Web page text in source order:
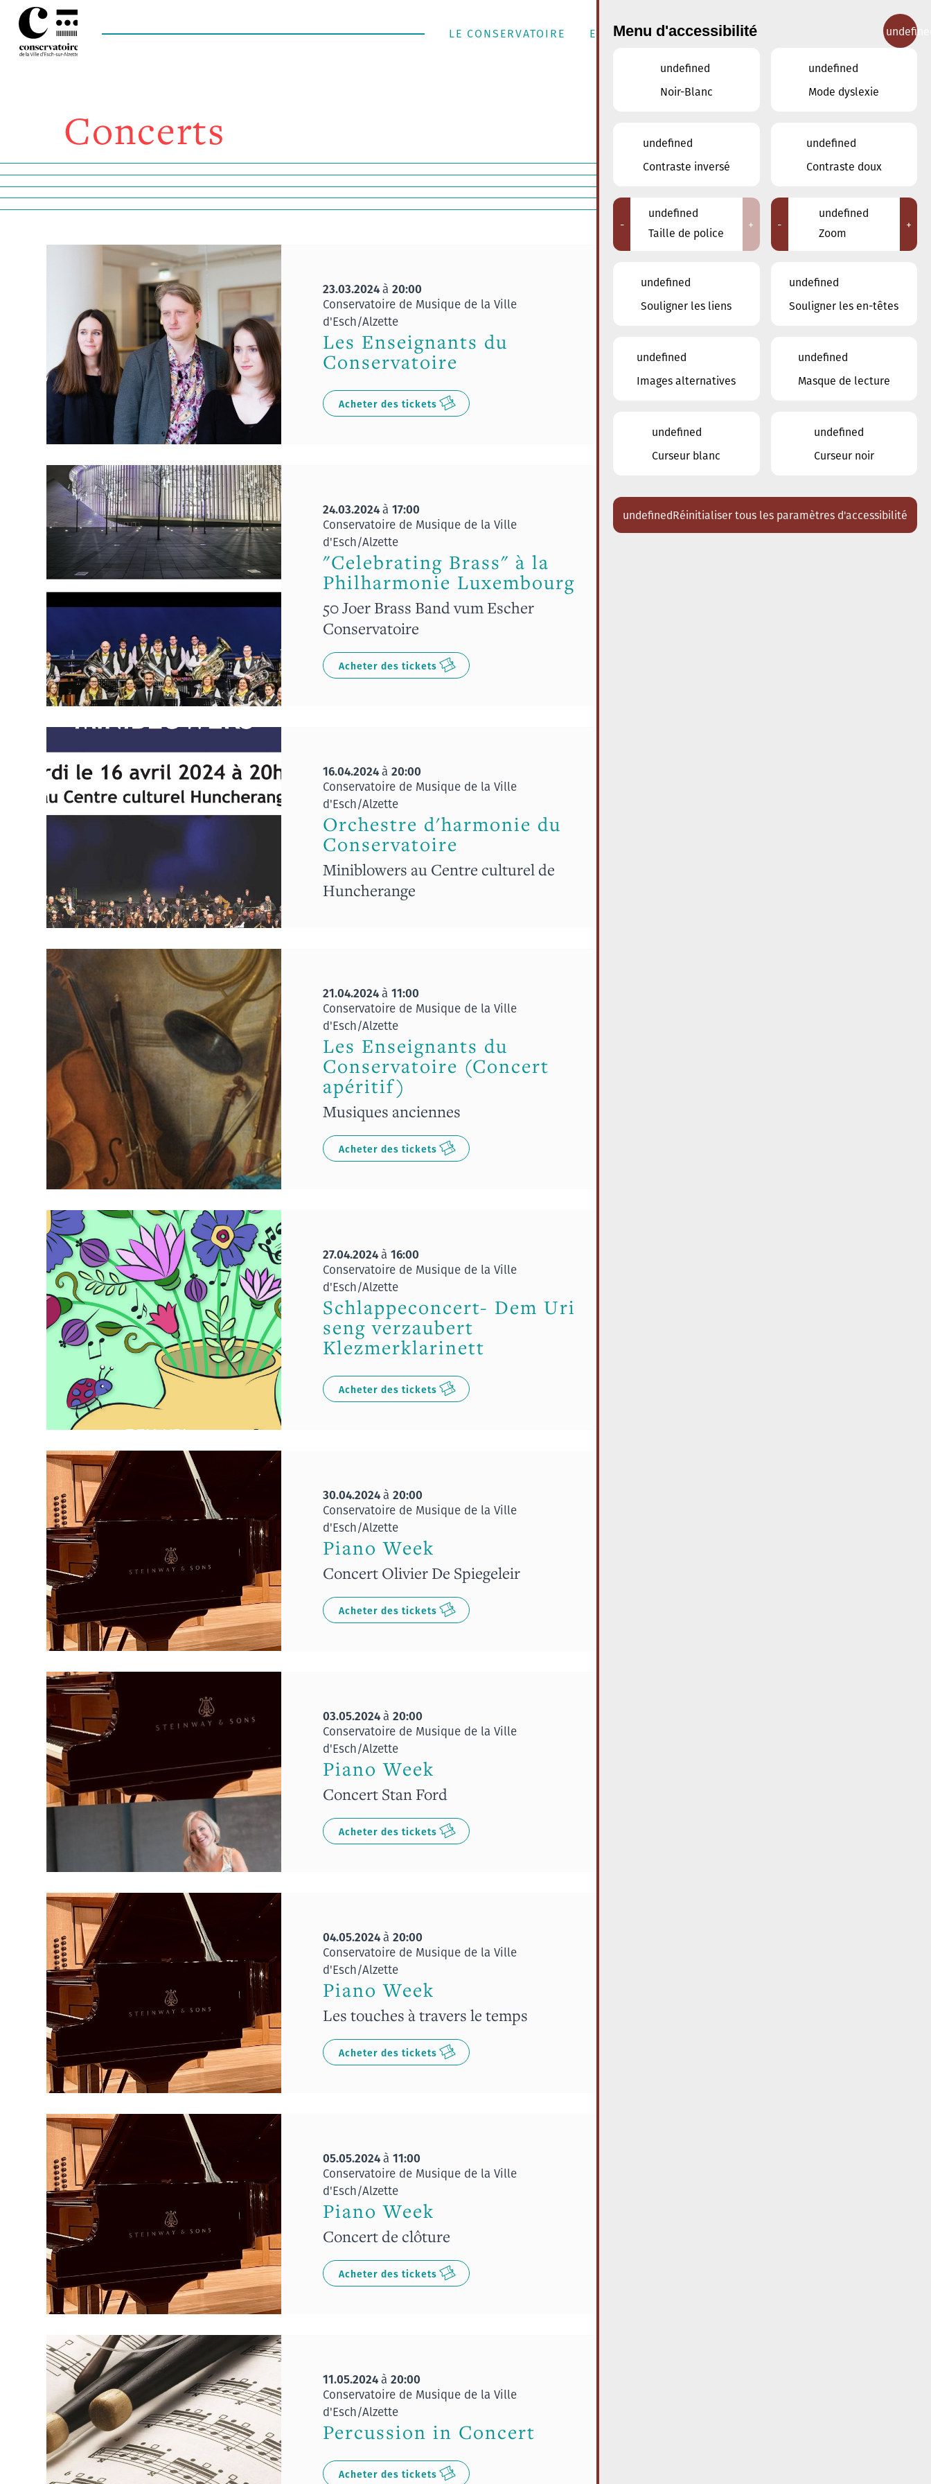
LE CONSERVATOIRE ENSEIGNEMENT MUSICAL CONTACT
Concerts
23.03.2024à 20:00
Conservatoire de Musique de la Ville
d'Esch/Alzette
Les Enseignants du
Conservatoire
Acheter des tickets
24.03.2024à 17:00
Conservatoire de Musique de la Ville
d'Esch/Alzette
"Celebrating Brass" à la
Philharmonie Luxembourg
50 Joer Brass Band vum Escher
Conservatoire
Acheter des tickets
16.04.2024à 20:00
Conservatoire de Musique de la Ville
d'Esch/Alzette
Orchestre d'harmonie du
Conservatoire
Miniblowers au Centre culturel de
Huncherange
21.04.2024à 11:00
Conservatoire de Musique de la Ville
d'Esch/Alzette
Les Enseignants du
Conservatoire (Concert
apéritif)
Musiques anciennes
Acheter des tickets
27.04.2024à 16:00
Conservatoire de Musique de la Ville
d'Esch/Alzette
Schlappeconcert- Dem Uri
seng verzaubert
Klezmerklarinett
Acheter des tickets
30.04.2024à 20:00
Conservatoire de Musique de la Ville
d'Esch/Alzette
Piano Week
Concert Olivier De Spiegeleir
Acheter des tickets
03.05.2024à 20:00
Conservatoire de Musique de la Ville
d'Esch/Alzette
Piano Week
Concert Stan Ford
Acheter des tickets
04.05.2024à 20:00
Conservatoire de Musique de la Ville
d'Esch/Alzette
Piano Week
Les touches à travers le temps
Acheter des tickets
05.05.2024à 11:00
Conservatoire de Musique de la Ville
d'Esch/Alzette
Piano Week
Concert de clôture
Acheter des tickets
11.05.2024à 20:00
Conservatoire de Musique de la Ville
d'Esch/Alzette
Percussion in Concert
Acheter des tickets
Lieux
Tous
Ariston
Conservatoire de Musique de la Ville
d'Esch/Alzette
Eglise décanale St. Joseph / Esch
Escher Theater - Esch-sur-Alzette
Restaurant FeVi Bosque
Menu d'accessibilité
undefined
Noir-Blanc
undefined
Mode dyslexie
undefined
Contraste inversé
undefined
Contraste doux
-
undefined
Taille de police
+ -
undefined
Zoom
+
undefined
Souligner les liens
undefined
Souligner les en-têtes
undefined
Images alternatives
undefined
Masque de lecture
undefined
Curseur blanc
undefined
Curseur noir
undefinedRéinitialiser tous les paramètres d'accessibilité